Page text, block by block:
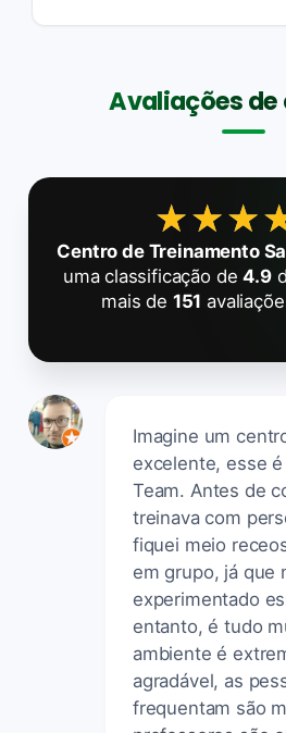
Avaliações
Centro de Treinamento
uma classificação de4.9
mais de 151
Imagine um
excelente, esse é
Team. Antes de
treinava com
fiquei meio
em grupo, já que
experimentado
entanto, é tudo
ambiente é
agradável, as
frequentam são